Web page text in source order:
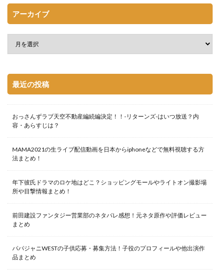
アーカイブ
最近の投稿
おっさんずラブ天空不動産編続編決定！！-リターンズ-はいつ放送？内
容・あらすじは？
MAMA2021の生ライブ配信動画を日本からiphoneなどで無料視聴する方
法まとめ！
年下彼氏ドラマのロケ地はどこ？ショッピングモールやライトオン撮影場
所や目撃情報まとめ！
前田建設ファンタジー営業部のネタバレ感想！元ネタ原作や評価レビュー
まとめ
パパジャニWESTの子供応募・募集方法！子役のプロフィールや他出演作
品まとめ